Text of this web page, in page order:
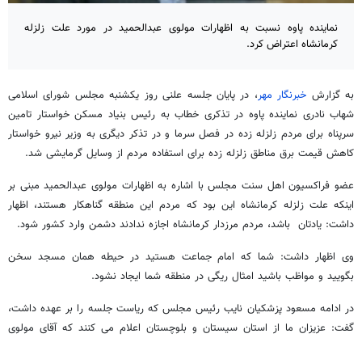
نماینده پاوه نسبت به اظهارات مولوی عبدالحمید در مورد علت زلزله
کرمانشاه اعتراض کرد.
به گزارش خبرنگار مهر، در پایان جلسه علنی روز یکشنبه مجلس شورای اسلامی
شهاب نادری نماینده پاوه در تذکری خطاب به رئیس بنیاد مسکن خواستار تامین
سرپناه برای مردم زلزله زده در فصل سرما و در تذکر دیگری به وزیر نیرو خواستار
کاهش قیمت برق مناطق زلزله زده برای استفاده مردم از وسایل گرمایشی شد.
عضو فراکسیون اهل سنت مجلس با اشاره به اظهارات مولوی عبدالحمید مبنی بر
اینکه علت زلزله کرمانشاه این بود که مردم این منطقه گناهکار هستند، اظهار
داشت: یادتان باشد، مردم مرزدار کرمانشاه اجازه ندادند دشمن وارد کشور شود.
وی اظهار داشت: شما که امام جماعت هستید در حیطه همان مسجد سخن
بگویید و مواظب باشید امثال ریگی در منطقه شما ایجاد نشود.
در ادامه مسعود پزشکیان نایب رئیس مجلس که ریاست جلسه را بر عهده داشت،
گفت: عزیزان ما از استان سیستان و بلوچستان اعلام می کنند که آقای مولوی